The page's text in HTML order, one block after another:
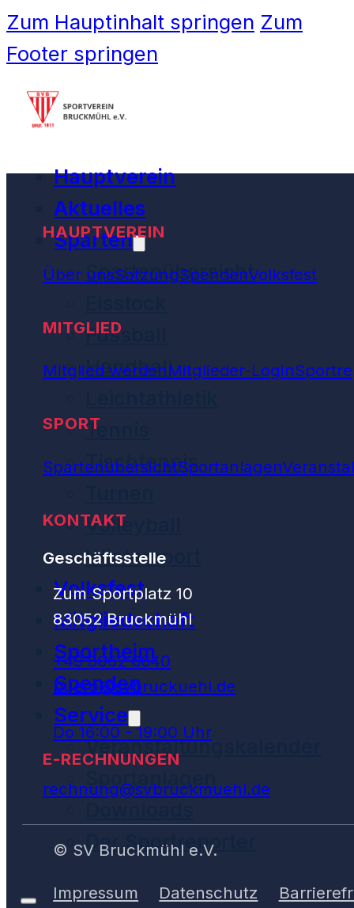
Zum Hauptinhalt springen Zum
Footer springen
Hauptverein
Aktuelles
Sparten
Spartenübersicht
Fussball
Handball
Tennis
Tischtennis
Volleyball
Wintersport
Volksfest
Mitgliedschaft
Sportheim
Spenden
Service
Veranstaltungskalender
Sportanlagen
Der Sportreporter
HAUPTVEREIN
Über unsSatzungSpendenVolksfest
MITGLIED
Mitglied werdenMitglieder-Login
SPORT
SpartenübersichtSportanlagen
KONTAKT
Geschäftsstelle
Zum Sportplatz 10
83052 Bruckmühl
+49 8062 6640
buero@svbruckuehl.de
Do 16:00 - 19:00 Uhr
E-RECHNUNGEN
rechnung@svbruckmuehl.de
© SV Bruckmühl e.V.
Impressum Datenschutz